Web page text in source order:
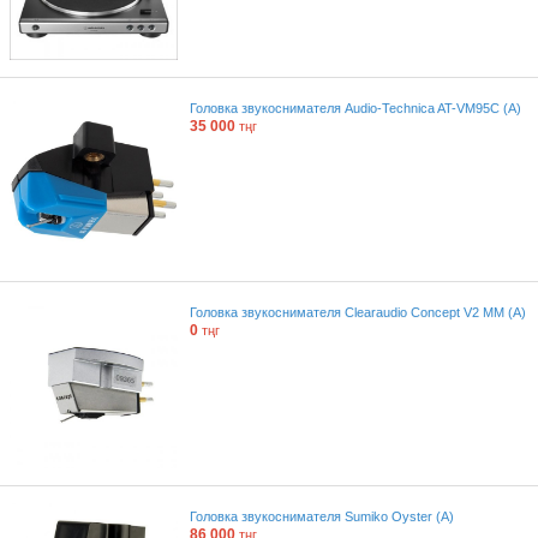
Головка звукоснимателя Audio-Technica AT-VM95С (A)
35 000 тңг
Головка звукоснимателя Clearaudio Concept V2 MM (A)
0 тңг
Головка звукоснимателя Sumiko Oyster (A)
86 000 тңг